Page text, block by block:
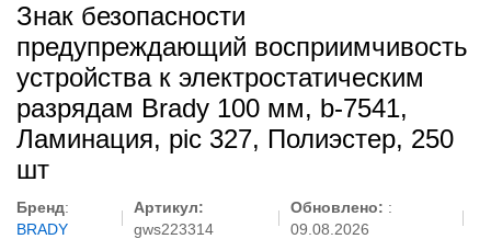
Знак безопасности
предупреждающий восприимчивость
устройства к электростатическим
разрядам Brady 100 мм, b-7541,
Ламинация, pic 327, Полиэстер, 250
шт
Бренд:
BRADY
Артикул:
gws223314
Обновлено: :
09.08.2026